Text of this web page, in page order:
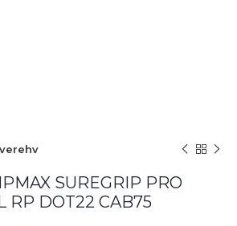
SUREGRIP PRO
RP DOT22 CAB75